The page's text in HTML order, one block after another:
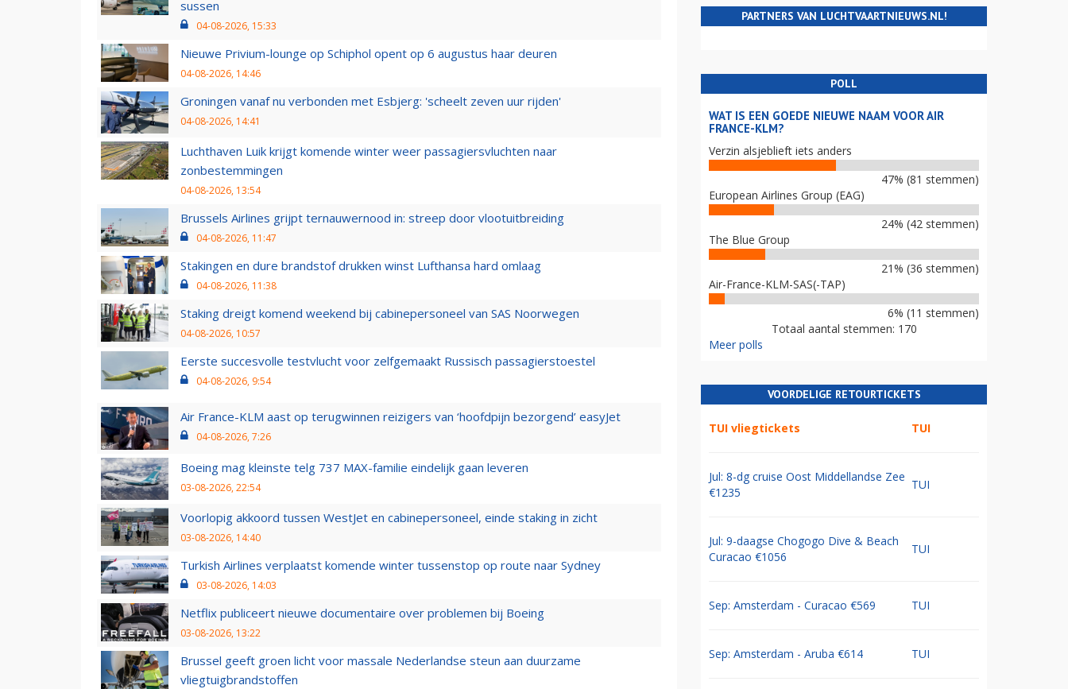
sussen
04-08-2026, 15:33
Nieuwe Privium-lounge op Schiphol opent op 6 augustus haar deuren
04-08-2026, 14:46
Groningen vanaf nu verbonden met Esbjerg: 'scheelt zeven uur rijden'
04-08-2026, 14:41
Luchthaven Luik krijgt komende winter weer passagiersvluchten naar
zonbestemmingen
04-08-2026, 13:54
Brussels Airlines grijpt ternauwernood in: streep door vlootuitbreiding
04-08-2026, 11:47
Stakingen en dure brandstof drukken winst Lufthansa hard omlaag
04-08-2026, 11:38
Staking dreigt komend weekend bij cabinepersoneel van SAS Noorwegen
04-08-2026, 10:57
Eerste succesvolle testvlucht voor zelfgemaakt Russisch passagierstoestel
04-08-2026, 9:54
Air France-KLM aast op terugwinnen reizigers van ‘hoofdpijn bezorgend’ easyJet
04-08-2026, 7:26
Boeing mag kleinste telg 737 MAX-familie eindelijk gaan leveren
03-08-2026, 22:54
Voorlopig akkoord tussen WestJet en cabinepersoneel, einde staking in zicht
03-08-2026, 14:40
Turkish Airlines verplaatst komende winter tussenstop op route naar Sydney
03-08-2026, 14:03
Netflix publiceert nieuwe documentaire over problemen bij Boeing
03-08-2026, 13:22
Brussel geeft groen licht voor massale Nederlandse steun aan duurzame
vliegtuigbrandstoffen
PARTNERS VAN LUCHTVAARTNIEUWS.NL!
POLL
WAT IS EEN GOEDE NIEUWE NAAM VOOR AIR
FRANCE-KLM?
Verzin alsjeblieft iets anders
47% (81 stemmen)
European Airlines Group (EAG)
24% (42 stemmen)
The Blue Group
21% (36 stemmen)
Air-France-KLM-SAS(-TAP)
6% (11 stemmen)
Totaal aantal stemmen: 170
Meer polls
VOORDELIGE RETOURTICKETS
TUI vliegtickets TUI
Jul: 8-dg cruise Oost Middellandse Zee
€1235
TUI
Jul: 9-daagse Chogogo Dive & Beach
Curacao €1056
TUI
Sep: Amsterdam - Curacao €569 TUI
Sep: Amsterdam - Aruba €614 TUI